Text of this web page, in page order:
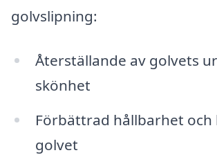
golvslipning:
Återställande av golvets
skönhet
Förbättrad hållbarhet och
golvet